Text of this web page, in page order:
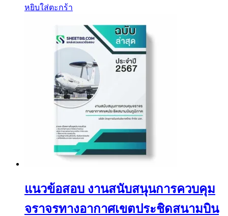
หยิบใส่ตะกร้า
แนวข้อสอบ งานสนับสนุนการควบคุม
จราจรทางอากาศเขตประชิดสนามบิน